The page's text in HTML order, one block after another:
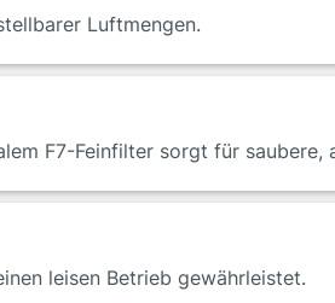
Luftmengen.
F7-Feinfilter sorgt für saubere,
leisen Betrieb gewährleistet.